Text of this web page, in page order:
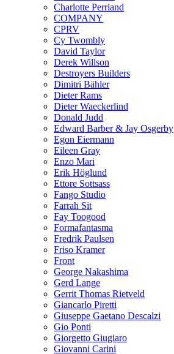
Charlotte Perriand
COMPANY
CPRV
Cy Twombly
David Taylor
Derek Willson
Destroyers Builders
Dimitri Bähler
Dieter Rams
Dieter Waeckerlind
Donald Judd
Edward Barber & Jay Osgerby
Egon Eiermann
Eileen Gray
Enzo Mari
Erik Höglund
Ettore Sottsass
Fango Studio
Farrah Sit
Fay Toogood
Formafantasma
Fredrik Paulsen
Friso Kramer
Front
George Nakashima
Gerd Lange
Gerrit Thomas Rietveld
Giancarlo Piretti
Giuseppe Gaetano Descalzi
Gio Ponti
Giorgetto Giugiaro
Giovanni Carini